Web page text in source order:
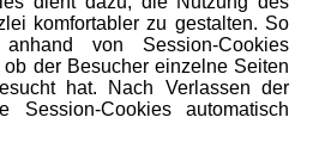
komfortabler zu gestalten. So
von Session-Cookies
der Besucher einzelne Seiten
hat. Nach Verlassen der
Session-Cookies automatisch